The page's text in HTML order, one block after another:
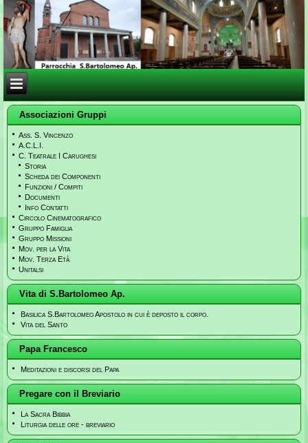
Associazioni Gruppi
Ass. S. Vincenzo
A.C.L.I.
C. Teatrale I Carughesi
Storia
Scheda dei Componenti
Funzioni / Compiti
Documenti
Info Contatti
Circolo Cinematografico
Gruppo Famiglia
Gruppo Missioni
Mov. per la Vita
Mov. Terza Età
Unitalsi
Vita di S.Bartolomeo Ap.
Basilica S.Bartolomeo Apostolo in cui è deposto il corpo.
Vita del Santo
Papa Francesco
Meditazioni e discorsi del Papa
Pregare con il Breviario
La Sacra Bibbia
Liturgia delle ore - breviario